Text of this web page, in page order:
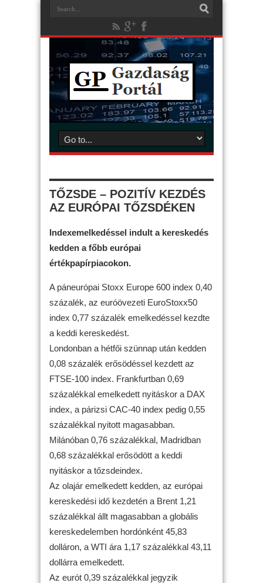
TŐZSDE – POZITÍV KEZDÉS
AZ EURÓPAI TŐZSDÉKEN
Indexemelkedéssel indult a kereskedés
kedden a főbb európai
értékpapírpiacokon.
A páneurópai Stoxx Europe 600 index 0,40
százalék, az euróövezeti EuroStoxx50
index 0,77 százalék emelkedéssel kezdte
a keddi kereskedést.
Londonban a hétfői szünnap után kedden
0,08 százalék erősödéssel kezdett az
FTSE-100 index. Frankfurtban 0,69
százalékkal emelkedett nyitáskor a DAX
index, a párizsi CAC-40 index pedig 0,55
százalékkal nyitott magasabban.
Milánóban 0,76 százalékkal, Madridban
0,68 százalékkal erősödött a keddi
nyitáskor a tőzsdeindex.
Az olajár emelkedett kedden, az európai
kereskedési idő kezdetén a Brent 1,21
százalékkal állt magasabban a globális
kereskedelemben hordónként 45,83
dolláron, a WTI ára 1,17 százalékkal 43,11
dollárra emelkedett.
Az eurót 0,39 százalékkal jegyzik